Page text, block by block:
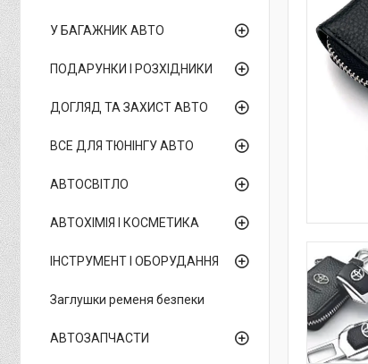
У БАГАЖНИК АВТО
ПОДАРУНКИ І РОЗХІДНИКИ
ДОГЛЯД ТА ЗАХИСТ АВТО
ВСЕ ДЛЯ ТЮНІНГУ АВТО
АВТОСВІТЛО
АВТОХІМІЯ І КОСМЕТИКА
ІНСТРУМЕНТ І ОБОРУДАННЯ
Заглушки ременя безпеки
АВТОЗАПЧАСТИ